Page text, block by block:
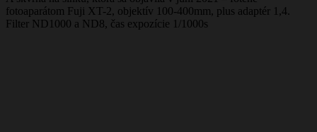
fotoaparátom Fuji XT-2, objektív 100-400mm, plus adaptér 1,4.
Filter ND1000 a ND8, čas expozície 1/1000s